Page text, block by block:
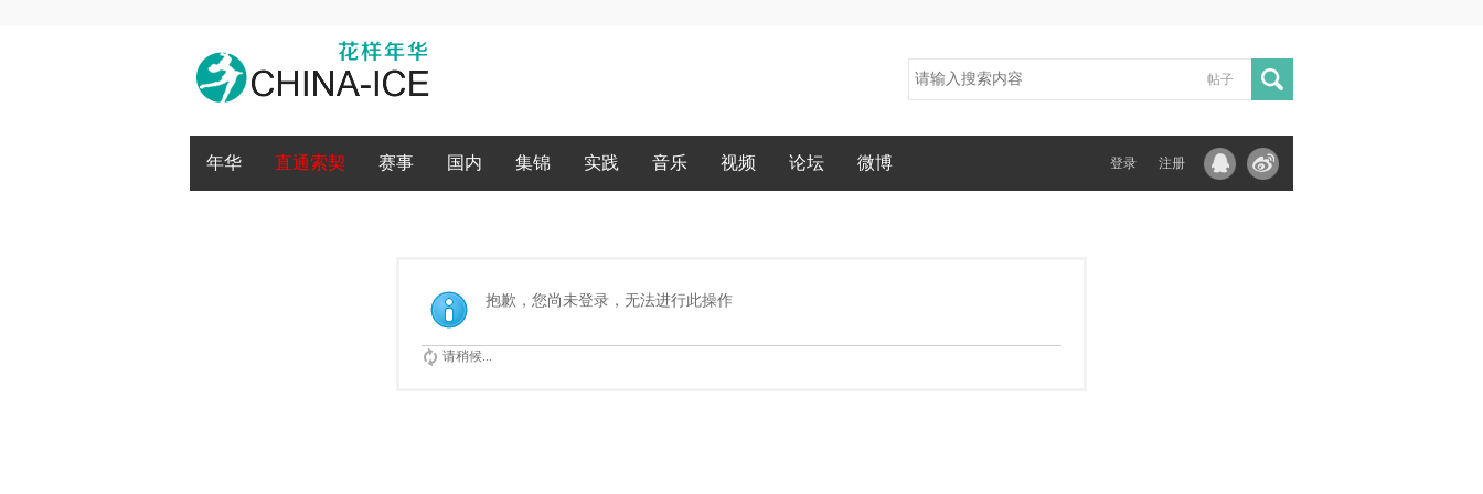
帖子
年华 直通索契 赛事 国内 集锦 实践 音乐 视频 论坛 微博 登录 注册
抱歉，您尚未登录，无法进行此操作
请稍候...